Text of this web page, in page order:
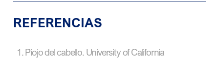
REFERENCIAS
Piojo del cabello. University of California